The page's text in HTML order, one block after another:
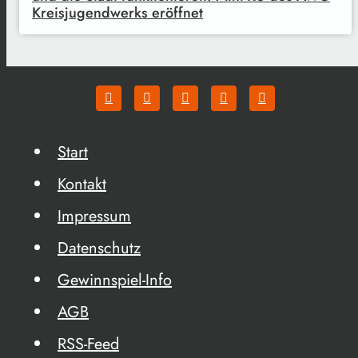
Kreisjugendwerks eröffnet
Start
Kontakt
Impressum
Datenschutz
Gewinnspiel-Info
AGB
RSS-Feed